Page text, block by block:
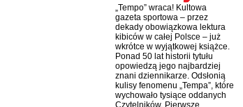
„Tempo” wraca! Kultowa
gazeta sportowa – przez
dekady obowiązkowa lektura
kibiców w całej Polsce – już
wkrótce w wyjątkowej książce.
Ponad 50 lat historii tytułu
opowiedzą jego najbardziej
znani dziennikarze. Odsłonią
kulisy fenomenu „Tempa”, które
wychowało tysiące oddanych